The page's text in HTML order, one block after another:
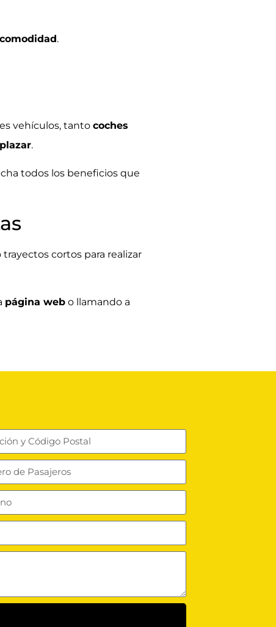
comodidad.
vehículos, tanto coches
.
todos los beneficios que
cortos para realizar
página web o llamando a